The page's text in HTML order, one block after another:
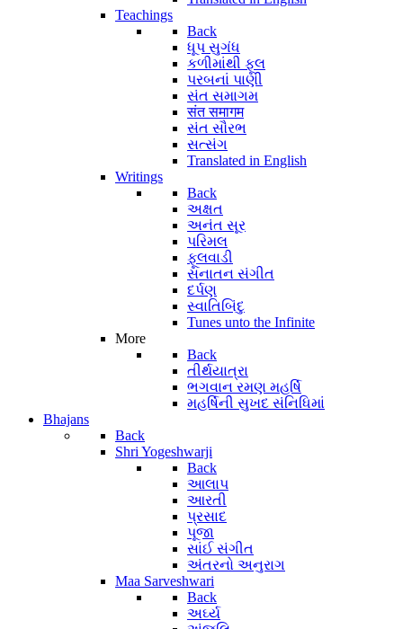
Teachings
Back
ધૂપ સુગંધ
કળીમાંથી ફૂલ
પરબનાં પાણી
સંત સમાગમ
संत समागम
સંત સૌરભ
સત્સંગ
Translated in English
Writings
Back
અક્ષત
અનંત સૂર
પરિમલ
ફૂલવાડી
સનાતન સંગીત
દર્પણ
સ્વાતિબિંદુ
Tunes unto the Infinite
More
Back
તીર્થયાત્રા
ભગવાન રમણ મહર્ષિ
મહર્ષિની સુખદ સંનિધિમાં
Bhajans
Back
Shri Yogeshwarji
Back
આલાપ
આરતી
પ્રસાદ
પૂજા
સાંઈ સંગીત
અંતરનો અનુરાગ
Maa Sarveshwari
Back
અર્ઘ્ય